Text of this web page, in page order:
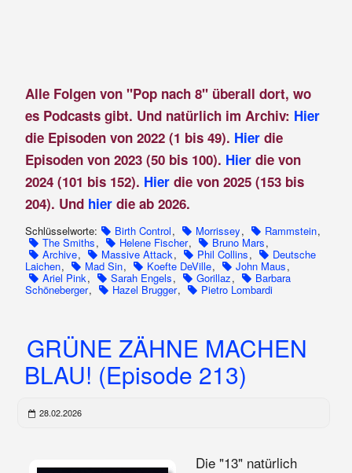
Alle Folgen von "Pop nach 8" überall dort, wo
es Podcasts gibt. Und natürlich im Archiv: Hier
die Episoden von 2022 (1 bis 49). Hierdie
Episoden von 2023 (50 bis 100). Hier die von
2024 (101 bis 152). Hier die von 2025 (153 bis
204). Und hier die ab 2026.
Schlüsselworte: Birth Control, Morrissey, Rammstein,
The Smiths, Helene Fischer, Bruno Mars,
Archive, Massive Attack, Phil Collins, Deutsche
Laichen, Mad Sin, Koefte DeVille, John Maus,
Ariel Pink, Sarah Engels, Gorillaz, Barbara
Schöneberger, Hazel Brugger, Pietro Lombardi
GRÜNE ZÄHNE MACHEN
BLAU! (Episode 213)
28.02.2026
Die "13" natürlich